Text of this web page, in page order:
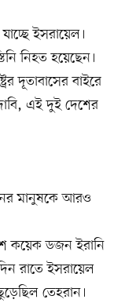
ইসরায়েল।
নিহত হয়েছেন।
দূতাবাসের বাইরে
এই দুই দেশের
মানুষকে আরও
কয়েক ডজন ইরানি
রাতে ইসরায়েল
তেহরান।